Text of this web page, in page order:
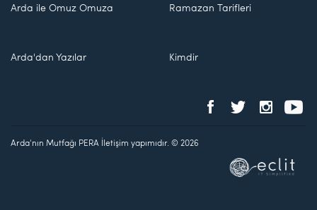
Arda ile Omuz Omuza Ramazan Tarifleri
Arda'dan Yazılar Kimdir
Arda'nın Mutfağı PERA İletişim yapımıdır. © 2026